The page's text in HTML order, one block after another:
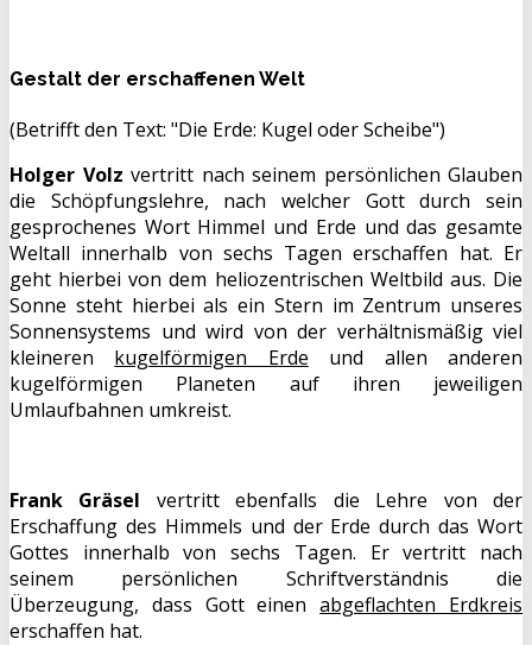
Gestalt der erschaffenen Welt
(Betrifft den Text: "Die Erde: Kugel oder Scheibe")
Holger Volz vertritt nach seinem persönlichen Glauben
die Schöpfungslehre, nach welcher Gott durch sein
gesprochenes Wort Himmel und Erde und das gesamte
Weltall innerhalb von sechs Tagen erschaffen hat. Er
geht hierbei von dem heliozentrischen Weltbild aus. Die
Sonne steht hierbei als ein Stern im Zentrum unseres
Sonnensystems und wird von der verhältnismäßig viel
kleineren kugelförmigen Erde und allen anderen
kugelförmigen Planeten auf ihren jeweiligen
Umlaufbahnen umkreist.
Frank Gräsel vertritt ebenfalls die Lehre von der
Erschaffung des Himmels und der Erde durch das Wort
Gottes innerhalb von sechs Tagen. Er vertritt nach
seinem persönlichen Schriftverständnis die
Überzeugung, dass Gott einenabgeflachten Erdkreis
erschaffen hat.